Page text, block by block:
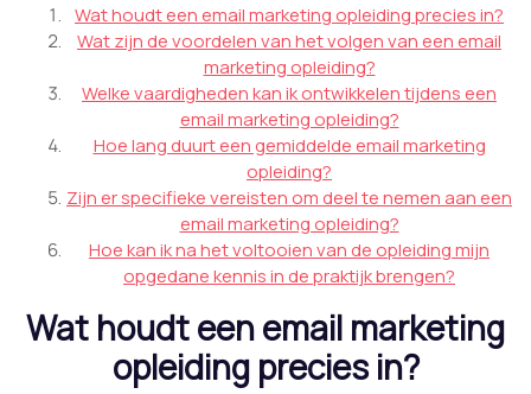
Wat houdt een email marketing opleiding precies in?
Wat zijn de voordelen van het volgen van een email
marketing opleiding?
Welke vaardigheden kan ik ontwikkelen tijdens een
email marketing opleiding?
Hoe lang duurt een gemiddelde email marketing
opleiding?
Zijn er specifieke vereisten om deel te nemen aan een
email marketing opleiding?
Hoe kan ik na het voltooien van de opleiding mijn
opgedane kennis in de praktijk brengen?
Wat houdt een email marketing
opleiding precies in?